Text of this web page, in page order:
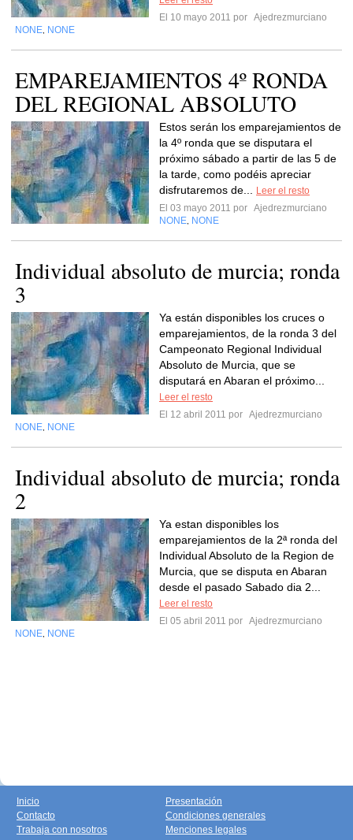
El 10 mayo 2011 por Ajedrezmurciano
NONE NONE
EMPAREJAMIENTOS 4º RONDA
DEL REGIONAL ABSOLUTO
Estos serán los emparejamientos de
la 4º ronda que se disputara el
próximo sábado a partir de las 5 de
la tarde, como podéis apreciar
disfrutaremos de...
Leer el resto
El 03 mayo 2011 por Ajedrezmurciano
NONE NONE
Individual absoluto de murcia; ronda
3
Ya están disponibles los cruces o
emparejamientos, de la ronda 3 del
Campeonato Regional Individual
Absoluto de Murcia, que se
disputará en Abaran el próximo...
Leer el resto
El 12 abril 2011 por Ajedrezmurciano
NONE NONE
Individual absoluto de murcia; ronda
2
Ya estan disponibles los
emparejamientos de la 2ª ronda del
Individual Absoluto de la Region de
Murcia, que se disputa en Abaran
desde el pasado Sabado dia 2...
Leer el resto
El 05 abril 2011 por Ajedrezmurciano
NONE NONE
Inicio
Contacto
Trabaja con nosotros
Presentación
Condiciones generales
Menciones legales